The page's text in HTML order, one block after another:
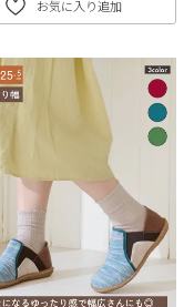
お気に入り追加